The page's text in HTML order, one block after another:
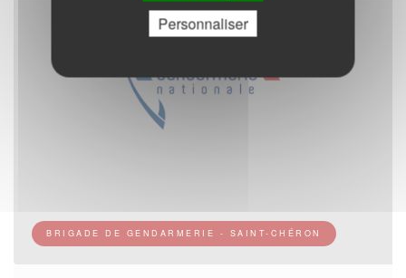
BRIGADE DE GENDARMERIE - SAINT-CHÉRON
Personnaliser